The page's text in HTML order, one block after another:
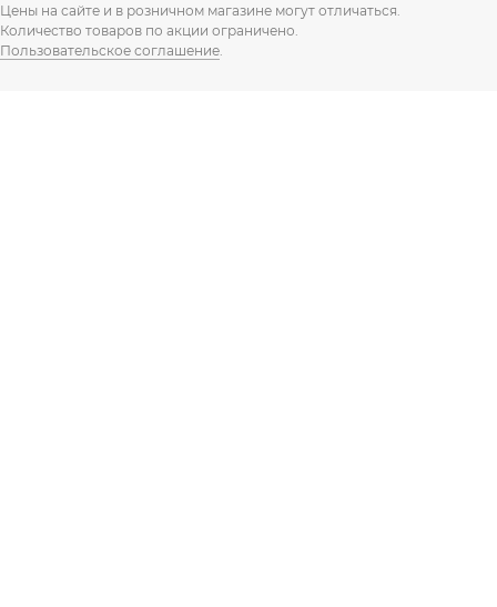
Цены на сайте и в розничном магазине могут отличаться.
Количество товаров по акции ограничено.
Пользовательское соглашение.